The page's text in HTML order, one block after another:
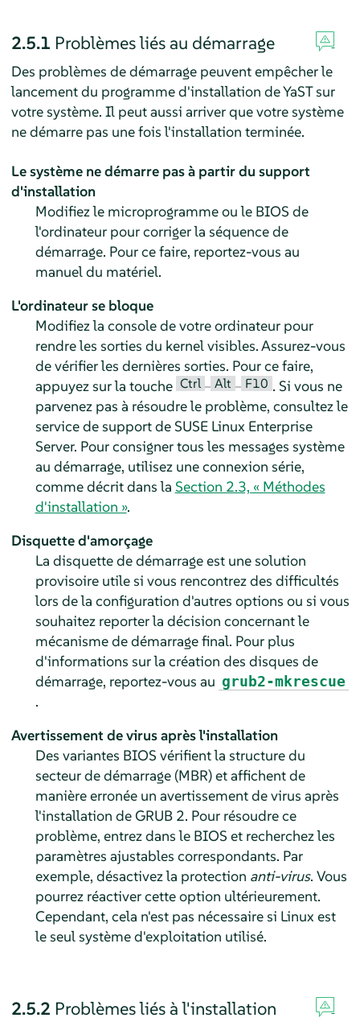
2.5.1 Problèmes liés au démarrage
Des problèmes de démarrage peuvent empêcher le
lancement du programme d'installation de YaST sur
votre système. Il peut aussi arriver que votre système
ne démarre pas une fois l'installation terminée.
Le système ne démarre pas à partir du support
d'installation
Modifiez le microprogramme ou le BIOS de
l'ordinateur pour corriger la séquence de
démarrage. Pour ce faire, reportez-vous au
manuel du matériel.
L'ordinateur se bloque
Modifiez la console de votre ordinateur pour
rendre les sorties du kernel visibles. Assurez-vous
de vérifier les dernières sorties. Pour ce faire,
appuyez sur la touche Ctrl – Alt – F10 . Si vous ne
parvenez pas à résoudre le problème, consultez le
service de support de SUSE Linux Enterprise
Server. Pour consigner tous les messages système
au démarrage, utilisez une connexion série,
comme décrit dans la Section 2.3, « Méthodes
d'installation ».
Disquette d'amorçage
La disquette de démarrage est une solution
provisoire utile si vous rencontrez des difficultés
lors de la configuration d'autres options ou si vous
souhaitez reporter la décision concernant le
mécanisme de démarrage final. Pour plus
d'informations sur la création des disques de
démarrage, reportez-vous au grub2-mkrescue
.
Avertissement de virus après l'installation
Des variantes BIOS vérifient la structure du
secteur de démarrage (MBR) et affichent de
manière erronée un avertissement de virus après
l'installation de GRUB 2. Pour résoudre ce
problème, entrez dans le BIOS et recherchez les
paramètres ajustables correspondants. Par
exemple, désactivez la protection anti-virus. Vous
pourrez réactiver cette option ultérieurement.
Cependant, cela n'est pas nécessaire si Linux est
le seul système d'exploitation utilisé.
2.5.2 Problèmes liés à l'installation